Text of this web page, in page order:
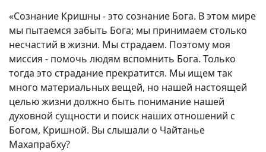
«Сознание Кришны - это сознание Бога. В этом мире
мы пытаемся забыть Бога; мы принимаем столько
несчастий в жизни. Мы страдаем. Поэтому моя
миссия - помочь людям вспомнить Бога. Только
тогда это страдание прекратится. Мы ищем так
много материальных вещей, но нашей настоящей
целью жизни должно быть понимание нашей
духовной сущности и поиск наших отношений с
Богом, Кришной. Вы слышали о Чайтанье
Махапрабху?